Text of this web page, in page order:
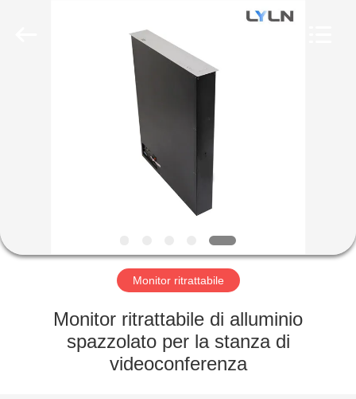
CIRCA
NOI
GIRO
DELLA
FABBRICA
Monitor ritrattabile
Monitor ritrattabile di alluminio
spazzolato per la stanza di
videoconferenza